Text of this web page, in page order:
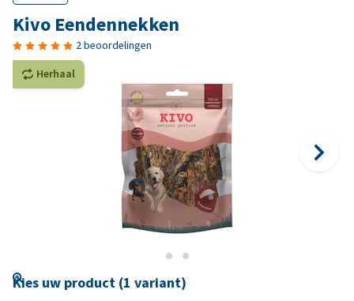
Kivo Eendennekken
2 beoordelingen
Herhaal
Kies uw product (1 variant)